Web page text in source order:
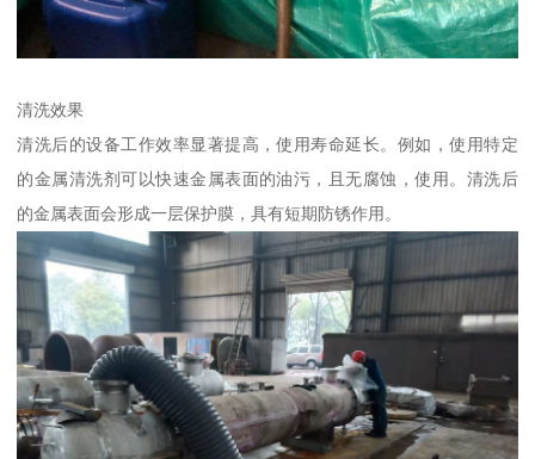
清洗效果
清洗后的设备工作效率显著提高，使用寿命延长。例如，使用特定
的金属清洗剂可以快速金属表面的油污，且无腐蚀，使用。清洗后
的金属表面会形成一层保护膜，具有短期防锈作用。